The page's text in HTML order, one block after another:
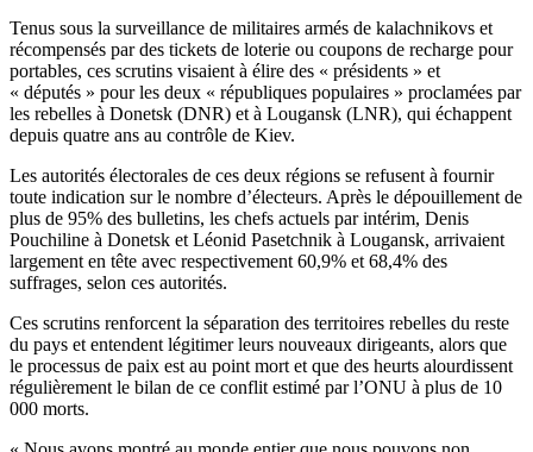
Tenus sous la surveillance de militaires armés de kalachnikovs et
récompensés par des tickets de loterie ou coupons de recharge pour
portables, ces scrutins visaient à élire des « présidents » et
« députés » pour les deux « républiques populaires » proclamées par
les rebelles à Donetsk (DNR) et à Lougansk (LNR), qui échappent
depuis quatre ans au contrôle de Kiev.
Les autorités électorales de ces deux régions se refusent à fournir
toute indication sur le nombre d’électeurs. Après le dépouillement de
plus de 95% des bulletins, les chefs actuels par intérim, Denis
Pouchiline à Donetsk et Léonid Pasetchnik à Lougansk, arrivaient
largement en tête avec respectivement 60,9% et 68,4% des
suffrages, selon ces autorités.
Ces scrutins renforcent la séparation des territoires rebelles du reste
du pays et entendent légitimer leurs nouveaux dirigeants, alors que
le processus de paix est au point mort et que des heurts alourdissent
régulièrement le bilan de ce conflit estimé par l’ONU à plus de 10
000 morts.